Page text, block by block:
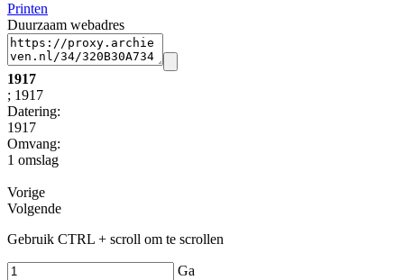
Printen
Duurzaam webadres
1917
; 1917
Datering:
1917
Omvang:
1 omslag
Vorige
Volgende
Gebruik CTRL + scroll om te scrollen
Ga